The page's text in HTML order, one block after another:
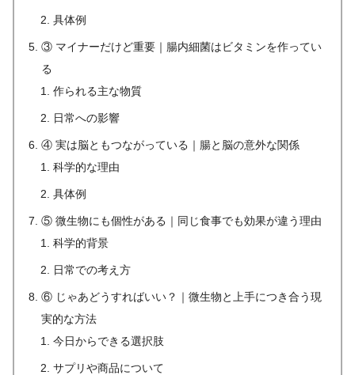
具体例
③ マイナーだけど重要｜腸内細菌はビタミンを作ってい
る
作られる主な物質
日常への影響
④ 実は脳ともつながっている｜腸と脳の意外な関係
科学的な理由
具体例
⑤ 微生物にも個性がある｜同じ食事でも効果が違う理由
科学的背景
日常での考え方
⑥ じゃあどうすればいい？｜微生物と上手につき合う現
実的な方法
今日からできる選択肢
サプリや商品について